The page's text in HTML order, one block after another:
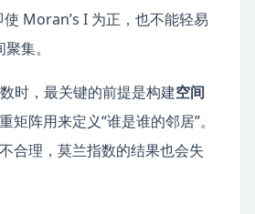
使 Moran’s I 为正，也不能轻易
集。
时，最关键的前提是构建空间
矩阵用来定义“谁是谁的邻居”。
合理，莫兰指数的结果也会失